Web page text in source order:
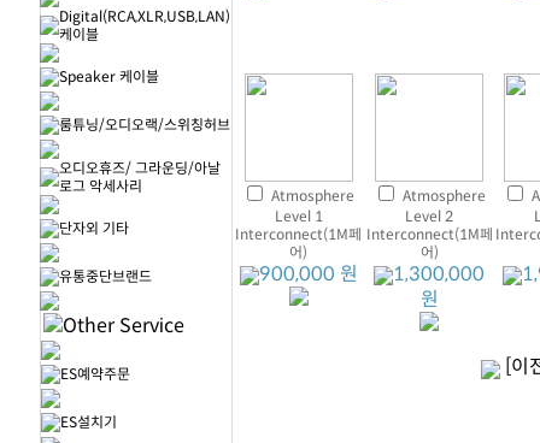
Digital(RCA,XLR,USB,LAN)
케이블
Speaker 케이블
룸튜닝/오디오랙/스위칭허브
오디오휴즈/ 그라운딩/아날
로그 악세사리
단자외 기타
유통중단브랜드
ES예약주문
ES설치기
Atmosphere
Level 1
Interconnect(1M페
어)
900,000 원
Atmosphere
Level 2
Interconnect(1M페
어)
1,300,000
원
[이